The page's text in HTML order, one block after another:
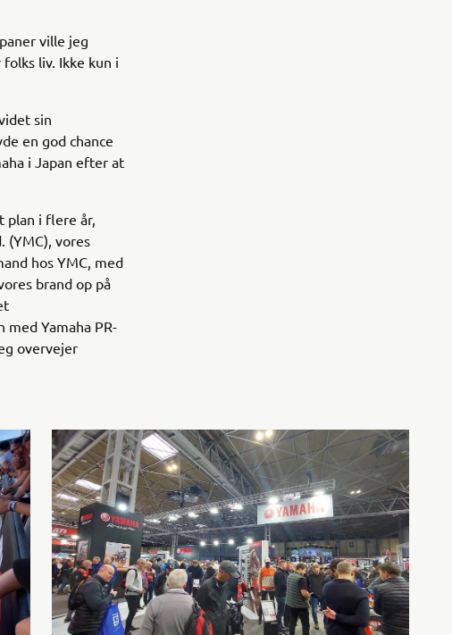
ville jeg
liv. Ikke kun i
sin
en god chance
i Japan efter at
plan i flere år,
(YMC), vores
hos YMC, med
brand op på
Yamaha PR-
overvejer